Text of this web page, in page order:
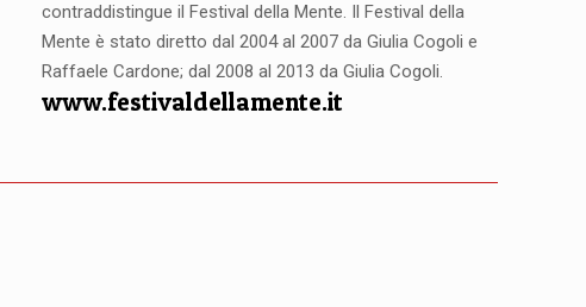
contraddistingue il Festival della Mente. Il Festival della
Mente è stato diretto dal 2004 al 2007 da Giulia Cogoli e
Raffaele Cardone; dal 2008 al 2013 da Giulia Cogoli.
www.festivaldellamente.it